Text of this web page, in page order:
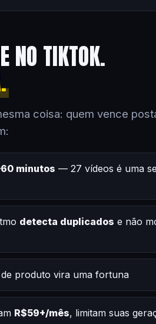
NO TIKTOK.
coisa: quem vence
minutos — 27 vídeos é uma
detecta duplicados e não
produto vira uma fortuna
R$59+/mês, limitam suas